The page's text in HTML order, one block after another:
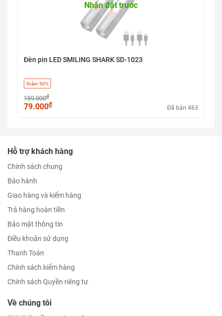
Nhận đặt trước
Đèn pin LED SMILING SHARK SD-1023
Giảm 50%
159.000₫
79.000₫ Đã bán 463
Hỗ trợ khách hàng
Chính sách chung
Bảo hành
Giao hàng và kiểm hàng
Trả hàng hoàn tiền
Bảo mật thông tin
Điều khoản sử dụng
Thanh Toán
Chính sách kiểm hàng
Chính sách Quyền riêng tư
Về chúng tôi